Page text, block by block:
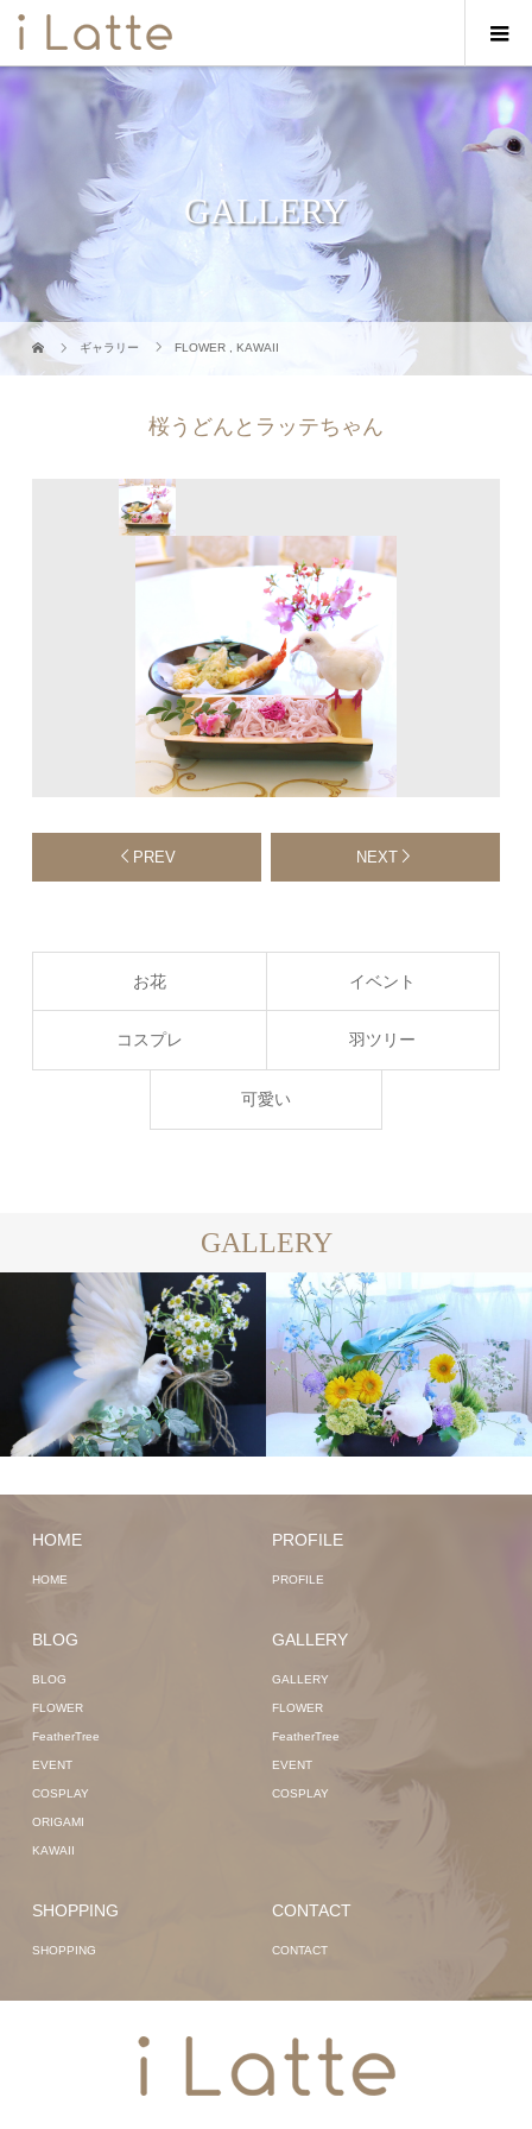
GALLERY
ギャラリー FLOWER ,KAWAII
桜うどんとラッテちゃん
PREV NEXT
お花 イベント
コスプレ 羽ツリー
可愛い
GALLERY
HOME
HOME
PROFILE
PROFILE
BLOG
BLOG
FLOWER
FeatherTree
EVENT
COSPLAY
ORIGAMI
KAWAII
GALLERY
GALLERY
FLOWER
FeatherTree
EVENT
COSPLAY
SHOPPING
SHOPPING
CONTACT
CONTACT